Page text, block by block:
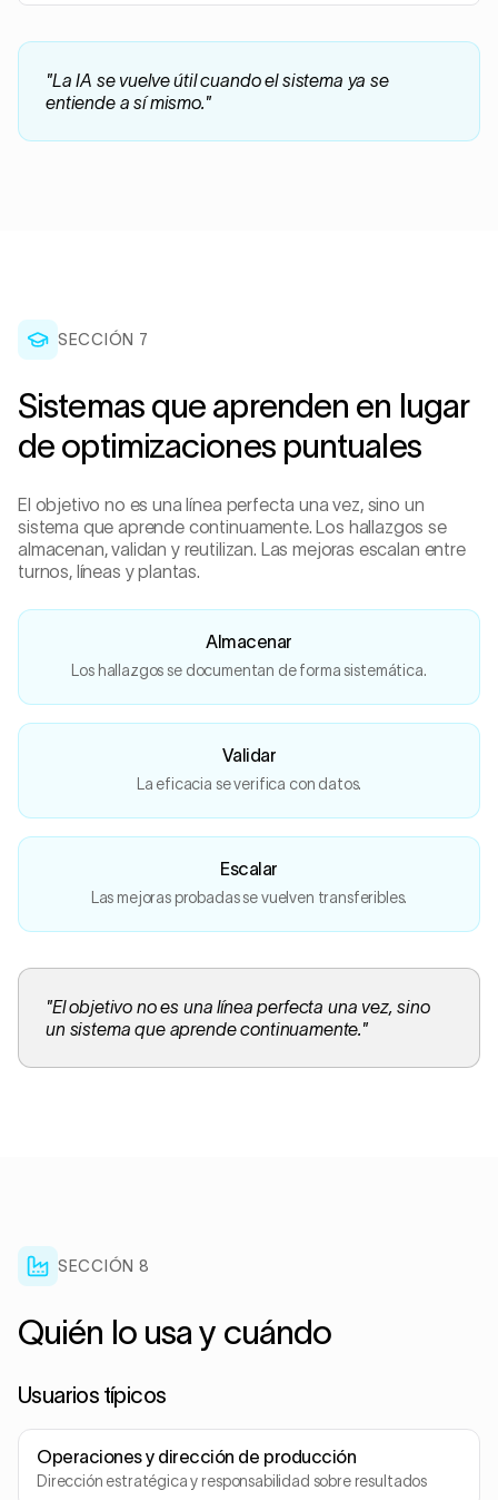
"La IA se vuelve útil cuando el sistema ya se
entiende a sí mismo."
SECCIÓN 7
Sistemas que aprenden en lugar
de optimizaciones puntuales
El objetivo no es una línea perfecta una vez, sino un
sistema que aprende continuamente. Los hallazgos se
almacenan, validan y reutilizan. Las mejoras escalan entre
turnos, líneas y plantas.
Almacenar
Los hallazgos se documentan de forma sistemática.
Validar
La eficacia se verifica con datos.
Escalar
Las mejoras probadas se vuelven transferibles.
"El objetivo no es una línea perfecta una vez, sino
un sistema que aprende continuamente."
SECCIÓN 8
Quién lo usa y cuándo
Usuarios típicos
Operaciones y dirección de producción
Dirección estratégica y responsabilidad sobre resultados